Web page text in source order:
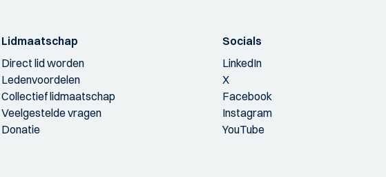
Lidmaatschap
Direct lid worden
Ledenvoordelen
Collectief lidmaatschap
Veelgestelde vragen
Donatie
Socials
LinkedIn
X
Facebook
Instagram
YouTube